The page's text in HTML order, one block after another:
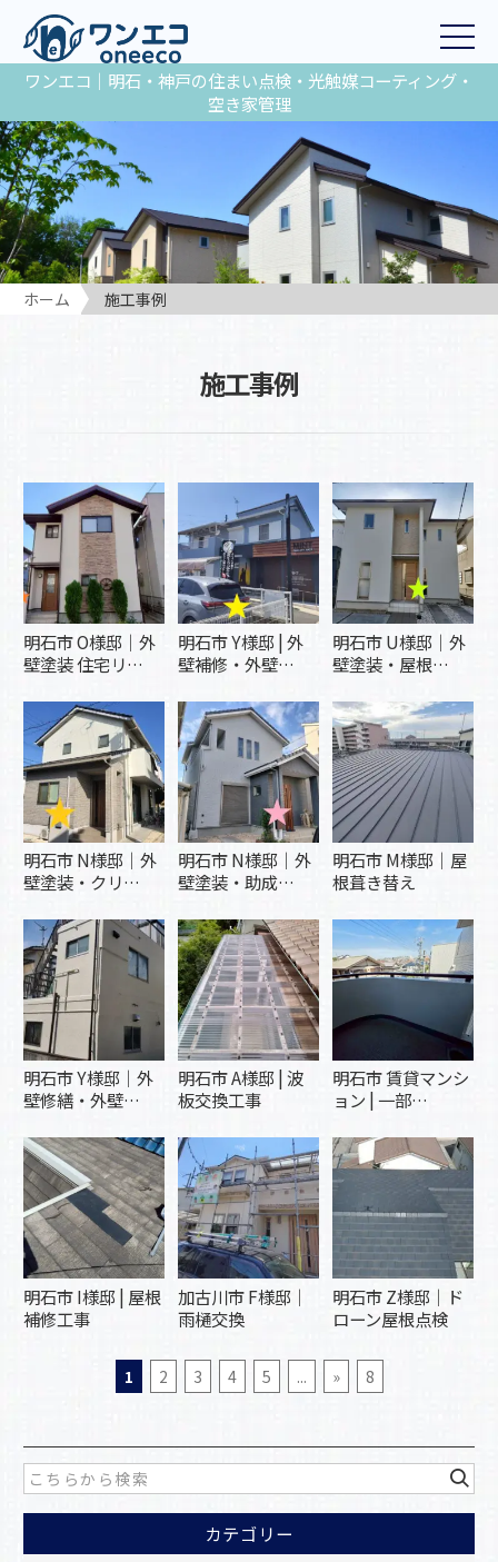
ワンエコ｜明石・神戸の住まい点検・光触媒コーティング・
空き家管理
ホーム 施工事例
施工事例
明石市 O様邸｜外
壁塗装 住宅リ…
明石市 Y様邸 | 外
壁補修・外壁…
明石市 U様邸｜外
壁塗装・屋根…
明石市 N様邸｜外
壁塗装・クリ…
明石市 N様邸｜外
壁塗装・助成…
明石市 M様邸｜屋
根葺き替え
明石市 Y様邸｜外
壁修繕・外壁…
明石市 A様邸 | 波
板交換工事
明石市 賃貸マンシ
ョン | 一部…
明石市 I様邸 | 屋根
補修工事
加古川市 F様邸｜
雨樋交換
明石市 Z様邸｜ド
ローン屋根点検
1 2 3 4 5 ... » 8
カテゴリー